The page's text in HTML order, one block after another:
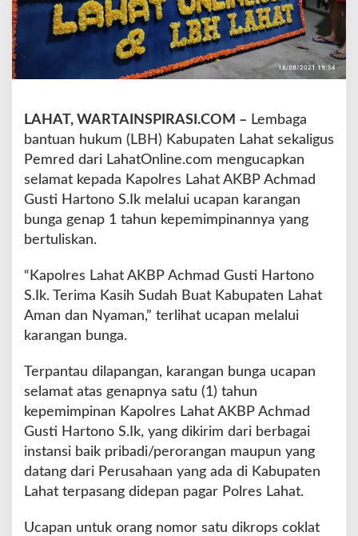
u
d
t
L
a
a
t
A
d
a
n
N
m
a
n
LAHAT, WARTAINSPIRASI.COM – Lembaga
bantuan hukum (LBH) Kabupaten Lahat sekaligus
Pemred dari LahatOnline.com mengucapkan
selamat kepada Kapolres Lahat AKBP Achmad
Gusti Hartono S.Ik melalui ucapan karangan
bunga genap 1 tahun kepemimpinannya yang
bertuliskan.
“Kapolres Lahat AKBP Achmad Gusti Hartono
S.Ik. Terima Kasih Sudah Buat Kabupaten Lahat
Aman dan Nyaman,” terlihat ucapan melalui
karangan bunga.
Terpantau dilapangan, karangan bunga ucapan
selamat atas genapnya satu (1) tahun
kepemimpinan Kapolres Lahat AKBP Achmad
Gusti Hartono S.Ik, yang dikirim dari berbagai
instansi baik pribadi/perorangan maupun yang
datang dari Perusahaan yang ada di Kabupaten
Lahat terpasang didepan pagar Polres Lahat.
Ucapan untuk orang nomor satu dikrops coklat